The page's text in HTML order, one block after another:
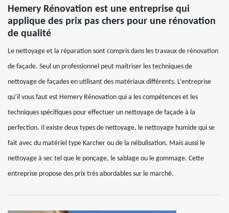
Hemery Rénovation est une entreprise qui
applique des prix pas chers pour une rénovation
de qualité
Le nettoyage et la réparation sont compris dans les travaux de rénovation
de façade. Seul un professionnel peut maitriser les techniques de
nettoyage de façades en utilisant des matériaux différents. L’entreprise
qu’il vous faut est Hemery Rénovation qui a les compétences et les
techniques spécifiques pour effectuer un nettoyage de façade à la
perfection. Il existe deux types de nettoyage, le nettoyage humide qui se
fait avec du matériel type Karcher ou de la nébulisation. Mais aussi le
nettoyage à sec tel que le ponçage, le sablage ou le gommage. Cette
entreprise propose des prix très abordables sur le marché.